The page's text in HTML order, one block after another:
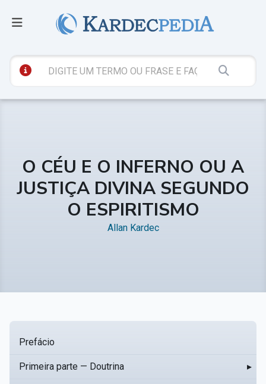
O CÉU E O INFERNO OU A
JUSTIÇA DIVINA SEGUNDO
O ESPIRITISMO
Allan Kardec
Prefácio
Primeira parte — Doutrina ▸